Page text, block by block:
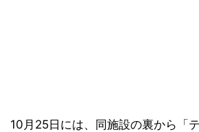
10月25日には、同施設の裏から「